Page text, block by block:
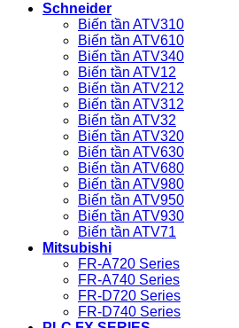
Schneider
Biến tần ATV310
Biến tần ATV610
Biến tần ATV340
Biến tần ATV12
Biến tần ATV212
Biến tần ATV312
Biến tần ATV32
Biến tần ATV320
Biến tần ATV630
Biến tần ATV680
Biến tần ATV980
Biến tần ATV950
Biến tần ATV930
Biến tần ATV71
Mitsubishi
FR-A720 Series
FR-A740 Series
FR-D720 Series
FR-D740 Series